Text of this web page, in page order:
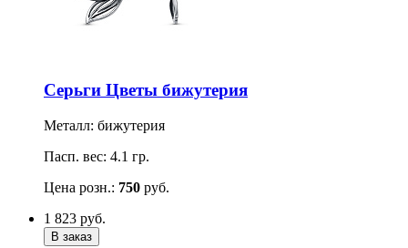
Серьги Цветы бижутерия
Металл: бижутерия
Пасп. вес: 4.1 гр.
Цена розн.: 750 руб.
1 823 руб.